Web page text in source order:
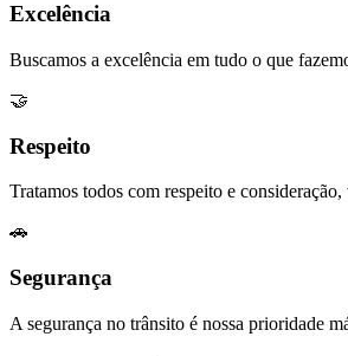
Excelência
Buscamos a excelência em tudo o que
🤝
Respeito
Tratamos todos com respeito e
🚗
Segurança
A segurança no trânsito é nossa prioridade